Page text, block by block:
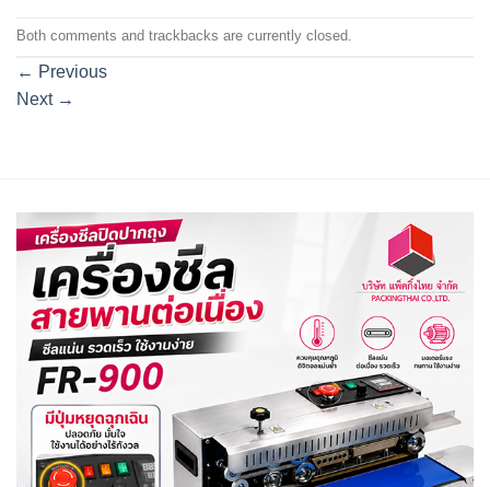
Both comments and trackbacks are currently closed.
← Previous
Next →